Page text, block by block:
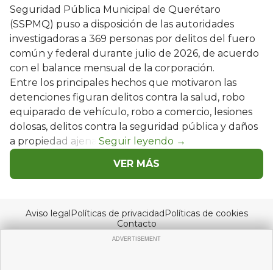
Seguridad Pública Municipal de Querétaro
(SSPMQ) puso a disposición de las autoridades
investigadoras a 369 personas por delitos del fuero
común y federal durante julio de 2026, de acuerdo
con el balance mensual de la corporación.
Entre los principales hechos que motivaron las
detenciones figuran delitos contra la salud, robo
equiparado de vehículo, robo a comercio, lesiones
dolosas, delitos contra la seguridad pública y daños
a propiedad ajena.
VER MÁS
Aviso legalPolíticas de privacidadPolíticas de cookies
Contacto